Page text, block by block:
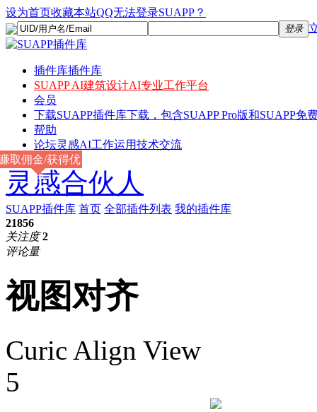
设为首页收藏本站QQ无法登录SUAPP？
登录
插件库插件库
SUAPP AI建筑设计AI专业工作平台
会员
下载SUAPP插件库下载，包含SUAPP Pro版和SUAPP免
帮助
论坛灵感AI工作运用技术交流
灵感合伙人
取佣金/获得优
惠
SUAPP插件库 首页 全部插件列表 我的插件库
21856
关注度 2
评论量
视图对齐
Curic Align View
5